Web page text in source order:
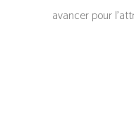
avancer pour